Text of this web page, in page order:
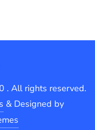
. All rights reserved.
& Designed by